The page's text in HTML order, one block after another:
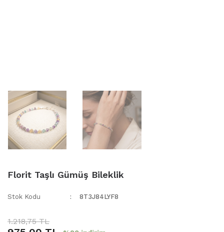
Florit Taşlı Gümüş Bileklik
Stok Kodu 8T3J84LYF8
1.218,75 TL